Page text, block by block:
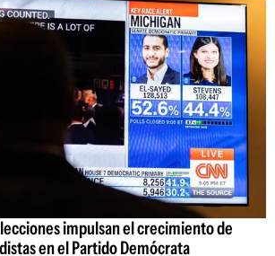
impulsan el crecimiento de
en el Partido Demócrata